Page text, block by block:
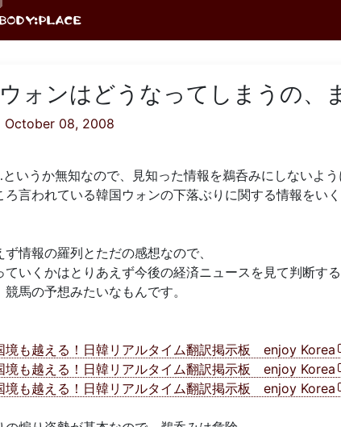
ォンはどうなってしまうの、
October 08, 2008
いうか無知なので、見知った情報を鵜呑みにしないよう
ろ言われている韓国ウォンの下落ぶりに関する情報をいく
ず情報の羅列とただの感想なので、
ていくかはとりあえず今後の経済ニュースを見て判断する
競馬の予想みたいなもんです。
境も越える！日韓リアルタイム翻訳掲示板 enjoy Korea
境も越える！日韓リアルタイム翻訳掲示板 enjoy Korea
境も越える！日韓リアルタイム翻訳掲示板 enjoy Korea